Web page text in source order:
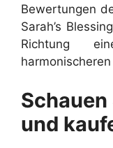
Bewertungen
Sarah’s
Richtung
und